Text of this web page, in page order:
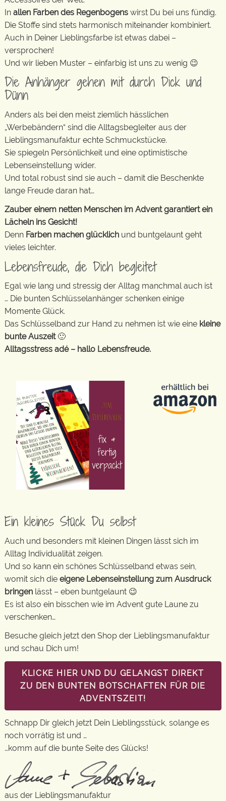
In allen Farben des Regenbogens wirst Du bei uns fündig.
Die Stoffe sind stets harmonisch miteinander kombiniert.
Auch in Deiner Lieblingsfarbe ist etwas dabei –
versprochen!
Und wir lieben Muster – einfarbig ist uns zu wenig 😉
Die Anhänger gehen mit durch Dick und
Dünn
Anders als bei den meist ziemlich hässlichen
„Werbebändern“ sind die Alltagsbegleiter aus der
Lieblingsmanufaktur echte Schmuckstücke.
Sie spiegeln Persönlichkeit und eine optimistische
Lebenseinstellung wider.
Und total robust sind sie auch – damit die Beschenkte
lange Freude daran hat…
Zauber einem netten Menschen im Advent garantiert ein
Lächeln ins Gesicht!
Denn Farben machen glücklich und buntgelaunt geht
vieles leichter.
Lebensfreude, die Dich begleitet
Egal wie lang und stressig der Alltag manchmal auch ist
… Die bunten Schlüsselanhänger schenken einige
Momente Glück.
Das Schlüsselband zur Hand zu nehmen ist wie eine kleine
bunte Auszeit🙂
Alltagsstress adé – hallo Lebensfreude.
Ein kleines Stück Du selbst
Auch und besonders mit kleinen Dingen lässt sich im
Alltag Individualität zeigen.
Und so kann ein schönes Schlüsselband etwas sein,
womit sich die eigene Lebenseinstellung zum Ausdruck
bringen lässt – eben buntgelaunt 😉
Es ist also ein bisschen wie im Advent gute Laune zu
verschenken…
Besuche gleich jetzt den Shop der Lieblingsmanufaktur
und schau Dich um!
KLICKE HIER UND DU GELANGST DIREKT
ZU DEN BUNTEN BOTSCHAFTEN FÜR DIE
ADVENTSZEIT!
Schnapp Dir gleich jetzt Dein Lieblingsstück, solange es
noch vorrätig ist und …
…komm auf die bunte Seite des Glücks!
aus der Lieblingsmanufaktur